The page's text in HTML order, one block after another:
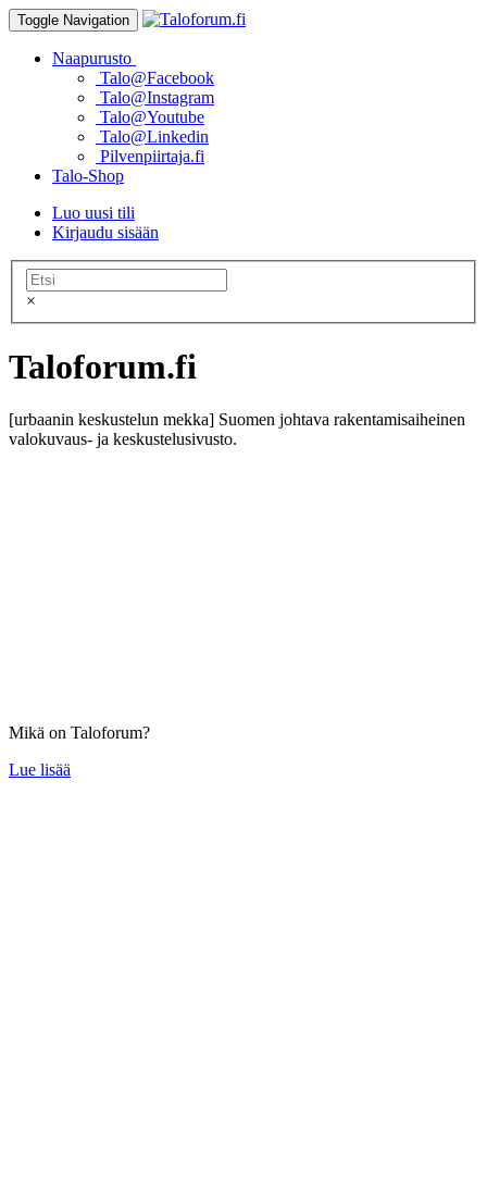
Toggle Navigation
Naapurusto
Talo@Facebook
Talo@Instagram
Talo@Youtube
Talo@Linkedin
Pilvenpiirtaja.fi
Talo-Shop
Luo uusi tili
Kirjaudu sisään
×
Taloforum.fi
[urbaanin keskustelun mekka] Suomen johtava rakentamisaiheinen
valokuvaus- ja keskustelusivusto.
Mikä on Taloforum?
Lue lisää